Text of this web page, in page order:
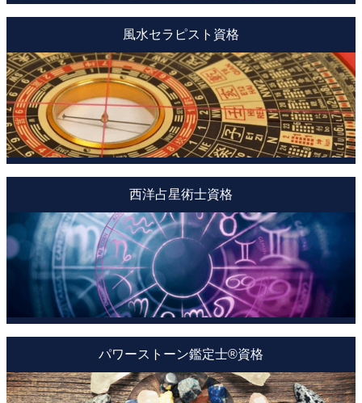
風水セラピスト資格
西洋占星術士資格
パワーストーン鑑定士®資格